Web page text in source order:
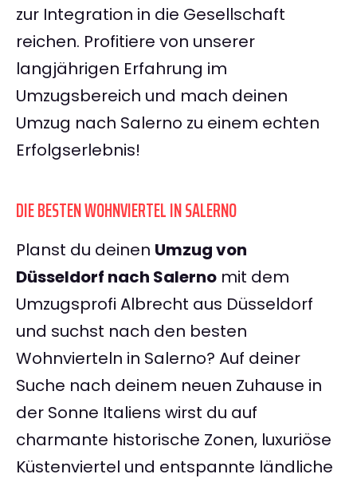
zur Integration in die Gesellschaft
reichen. Profitiere von unserer
langjährigen Erfahrung im
Umzugsbereich und mach deinen
Umzug nach Salerno zu einem echten
Erfolgserlebnis!
DIE BESTEN WOHNVIERTEL IN SALERNO
Planst du deinen Umzug von
Düsseldorf nach Salerno mit dem
Umzugsprofi Albrecht aus Düsseldorf
und suchst nach den besten
Wohnvierteln in Salerno? Auf deiner
Suche nach deinem neuen Zuhause in
der Sonne Italiens wirst du auf
charmante historische Zonen, luxuriöse
Küstenviertel und entspannte ländliche